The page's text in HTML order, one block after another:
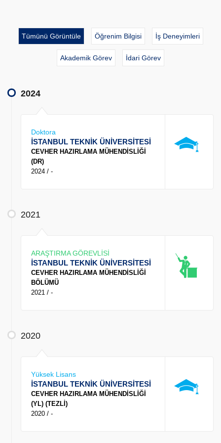
Tümünü Görüntüle Öğrenim Bilgisi İş Deneyimleri
Akademik Görev İdari Görev
2024
Doktora
İSTANBUL TEKNİK ÜNİVERSİTESİ
CEVHER HAZIRLAMA MÜHENDİSLİĞİ
(DR)
2024 / -
2021
ARAŞTIRMA GÖREVLİSİ
İSTANBUL TEKNİK ÜNİVERSİTESİ
CEVHER HAZIRLAMA MÜHENDİSLİĞİ
BÖLÜMÜ
2021 / -
2020
Yüksek Lisans
İSTANBUL TEKNİK ÜNİVERSİTESİ
CEVHER HAZIRLAMA MÜHENDİSLİĞİ
(YL) (TEZLİ)
2020 / -